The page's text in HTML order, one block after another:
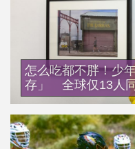
怎么吃都不胖！少
存」 全球仅13人